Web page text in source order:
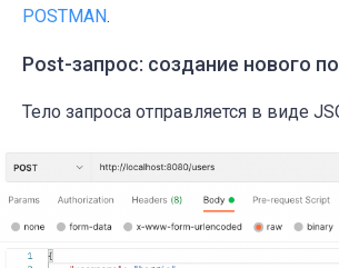
POSTMAN.
Post-запрос: создание нового
Тело запроса отправляется в виде